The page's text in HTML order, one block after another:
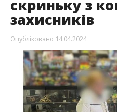
скриньку з
захисників
Опубліковано 14.04.2024